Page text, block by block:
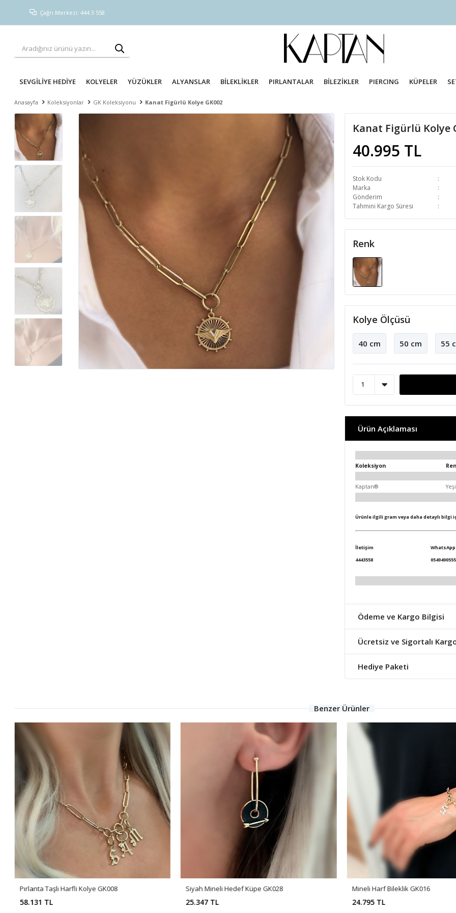
Çağrı Merkezi: 444 3 558
SEVGİLİYE HEDİYE KOLYELER YÜZÜKLER ALYANSLAR BİLEKLİKLER PIRLANTALAR BİLEZİKLER PIERCING KÜPELER
Anasayfa Koleksiyonlar GK Koleksiyonu Kanat Figürlü Kolye GK002
Kanat Figürlü Kolye
40.995 TL
Stok Kodu
Marka
Gönderim
Tahmini Kargo Süresi
Renk
Kolye Ölçüsü
40 cm 50 cm 55
Ürün Açıklaması
Koleksiyon
Kaptan®
Ürünle ilgili gram veya daha detaylı bilgi
İletişim
4443558
WhatsApp
Ödeme ve Kargo Bilgisi
Ücretsiz ve Sigortalı
Hediye Paketi
Benzer Ürünler
Pırlanta Taşlı Harfli Kolye GK008
58.131 TL
Siyah Mineli Hedef Küpe GK028
25.347 TL
Mineli Harf Bileklik GK016
24.795 TL